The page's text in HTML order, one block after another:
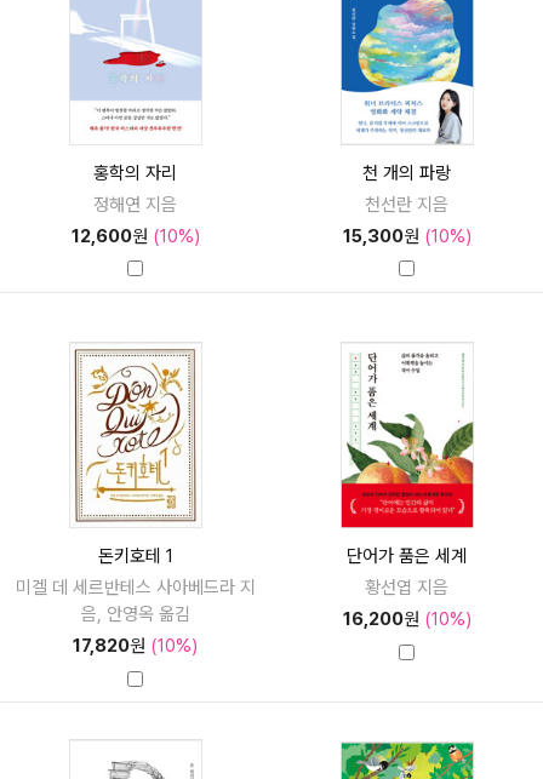
홍학의 자리
정해연 지음
12,600원 (10%)
천 개의 파랑
천선란 지음
15,300원 (10%)
돈키호테 1
미겔 데 세르반테스 사아베드라 지
음, 안영옥 옮김
17,820원 (10%)
단어가 품은 세계
황선엽 지음
16,200원 (10%)